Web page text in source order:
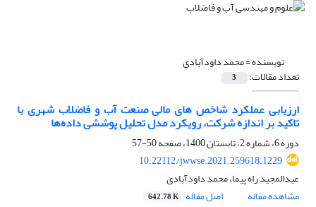
نویسنده =محمد داودآبادی
تعداد مقالات: 3
ارزیابی عملکرد شاخص های مالی صنعت آب و فاضلاب شهری با
تاکید بر اندازه شرکت، رویکرد مدل تحلیل پوششی داده‌ها
دوره 6، شماره 2، تابستان 1400، صفحه
50-57
10.22112/jwwse.2021.259618.1229
عبدالمجید راه پیما، محمد داودآبادی
مشاهده مقاله
اصل مقاله 642.78 K